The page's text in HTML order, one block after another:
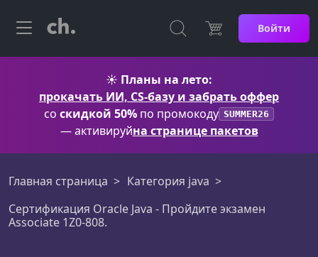
Войти
☀️ Планы на лето:
прокачать ИИ, CS-базу и забрать оффер
со скидкой 50% по промокоду SUMMER26
— активируйна странице пакетов
Главная страница
Категория java
Сертификация Oracle Java - Пройдите экзамен
Associate 1Z0-808.